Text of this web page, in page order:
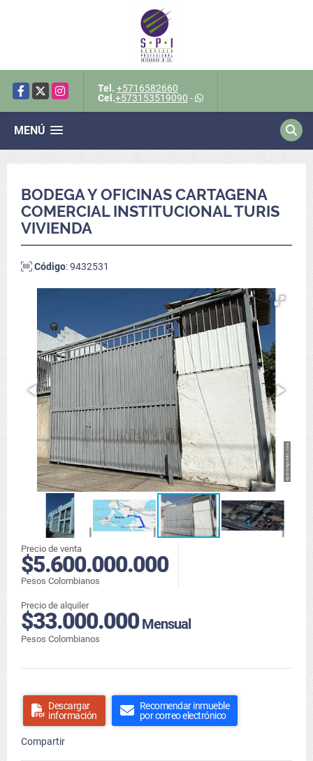
Facebook
X Instagram Tel. +5716582660
Cel.+573153519090 -
MENÚ
BODEGA Y OFICINAS CARTAGENA
COMERCIAL INSTITUCIONAL TURIS
VIVIENDA
Código: 9432531
Precio de venta
$5.600.000.000
Pesos Colombianos
Precio de alquiler
$33.000.000Mensual
Pesos Colombianos
Descargar
información
Recomendar inmueble
por correo electrónico
Compartir